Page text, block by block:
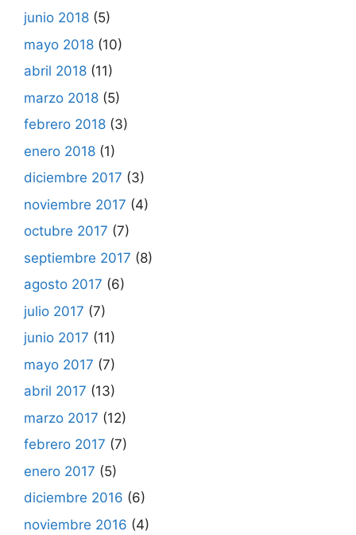
junio 2018 (5)
mayo 2018 (10)
abril 2018 (11)
marzo 2018 (5)
febrero 2018 (3)
enero 2018 (1)
diciembre 2017 (3)
noviembre 2017 (4)
octubre 2017 (7)
septiembre 2017 (8)
agosto 2017 (6)
julio 2017 (7)
junio 2017 (11)
mayo 2017 (7)
abril 2017 (13)
marzo 2017 (12)
febrero 2017 (7)
enero 2017 (5)
diciembre 2016 (6)
noviembre 2016 (4)